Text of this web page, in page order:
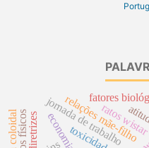
jornada de trabalho
relações mãe-filho
fatores
economiatoxicidade
ratos